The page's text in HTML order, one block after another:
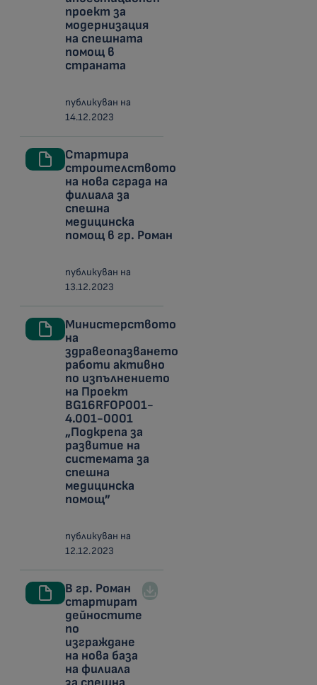
проект за
модернизация
на спешната
помощ в
страната
публикуван на
14.12.2023
Стартира
строителството
на нова сграда на
филиала за
спешна
медицинска
помощ в гр. Роман
публикуван на
13.12.2023
Министерството
на
здравеопазването
работи активно
по изпълнението
на Проект
BG16RFOP001-
4.001-0001
„Подкрепа за
развитие на
системата за
спешна
медицинска
помощ”
публикуван на
12.12.2023
В гр. Роман
стартират
дейностите
по
изграждане
на нова база
на филиала